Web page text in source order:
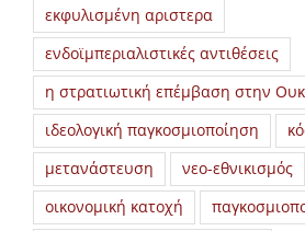
εκφυλισμένη αριστερα
ενδοϊμπεριαλιστικές αντιθέσεις
η στρατιωτική επέμβαση στην
ιδεολογική παγκοσμιοποίηση
μετανάστευση
νεο-εθνικισμός
οικονομική κατοχή